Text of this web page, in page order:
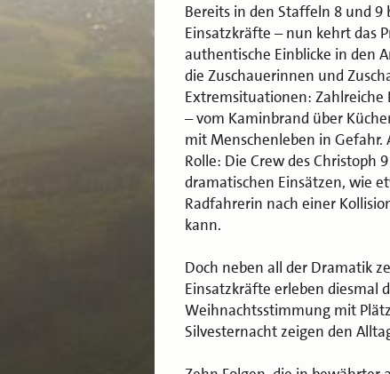
Bereits in den Staffeln 8 und
Einsatzkräfte – nun kehrt das
authentische Einblicke in den
die Zuschauerinnen und
Extremsituationen: Zahlreiche
– vom Kaminbrand über
mit Menschenleben in
Rolle: Die Crew des
dramatischen Einsätzen, wie
Radfahrerin nach einer
kann.
Doch neben all der Dramatik
Einsatzkräfte erleben diesmal
Weihnachtsstimmung mit
Silvesternacht zeigen den